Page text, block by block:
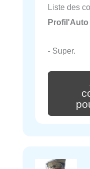
Liste des
Profil'Auto
- Super.